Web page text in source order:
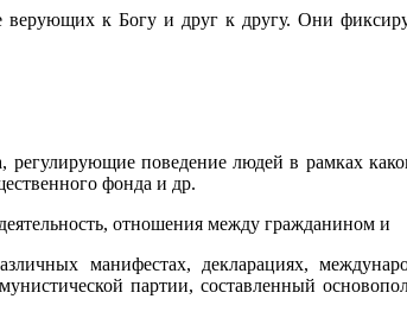
к Богу и друг к другу. Они
регулирующие поведение людей в рамках
фонда и др.
отношения между гражданином и
манифестах, декларациях,
партии, составленный